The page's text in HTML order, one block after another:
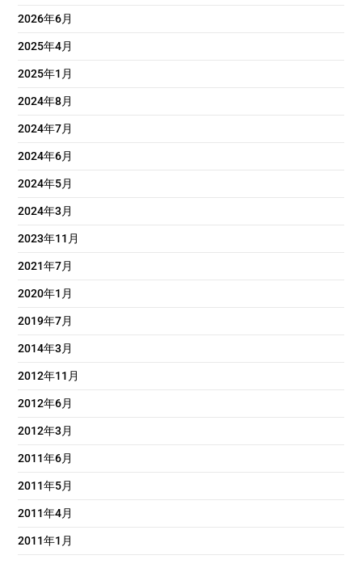
2026年6月
2025年4月
2025年1月
2024年8月
2024年7月
2024年6月
2024年5月
2024年3月
2023年11月
2021年7月
2020年1月
2019年7月
2014年3月
2012年11月
2012年6月
2012年3月
2011年6月
2011年5月
2011年4月
2011年1月